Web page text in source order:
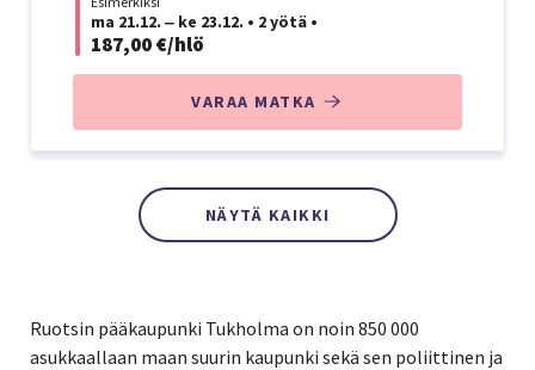
ma 21.12. ‒ ke 23.12. • 2 yötä •
187,00 €/hlö
VARAA MATKA
NÄYTÄ KAIKKI
Ruotsin pääkaupunki Tukholma on noin 850 000
asukkaallaan maan suurin kaupunki sekä sen poliittinen ja